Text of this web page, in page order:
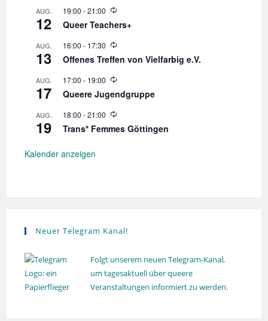
AUG.
12
19:00 -21:00
W
e
e
r
o
u
g
Queer Teachers+
AUG.
13
16:00 - 17:30
W
e
e
r
o
u
Offenes Treffen von Vielfarbig e.V.
AUG.
17
17:00 - 19:00
W
e
e
r
Queere Jugendgruppe
AUG.
19
18:00 -21:00
W
e
Trans* Femmes Göttingen
Kalender anzeigen
Neuer Telegram Kanal!
Folgt unserem neuen Telegram-Kanal,
um tagesaktuell über queere
Veranstaltungen informiert zu werden.